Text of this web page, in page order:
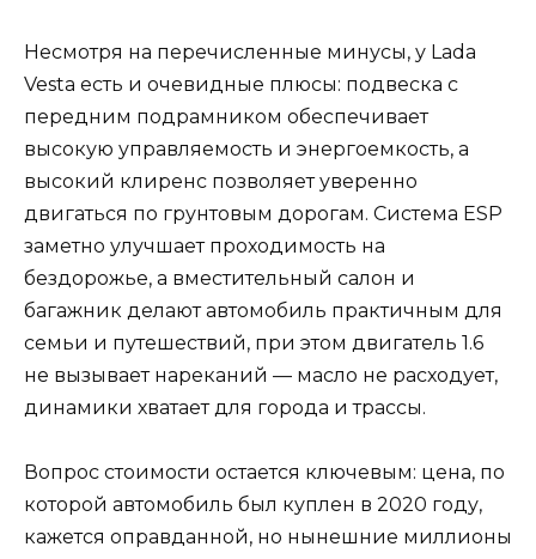
Несмотря на перечисленные минусы, у Lada
Vesta есть и очевидные плюсы: подвеска с
передним подрамником обеспечивает
высокую управляемость и энергоемкость, а
высокий клиренс позволяет уверенно
двигаться по грунтовым дорогам. Система ESP
заметно улучшает проходимость на
бездорожье, а вместительный салон и
багажник делают автомобиль практичным для
семьи и путешествий, при этом двигатель 1.6
не вызывает нареканий — масло не расходует,
динамики хватает для города и трассы.
Вопрос стоимости остается ключевым: цена, по
которой автомобиль был куплен в 2020 году,
кажется оправданной, но нынешние миллионы